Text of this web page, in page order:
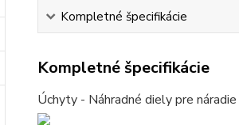
Kompletné špecifikácie
Kompletné špecifikácie
Úchyty - Náhradné diely pre náradie